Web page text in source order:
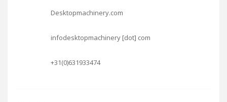
Desktopmachinery.com
infodesktopmachinery [dot] com
+31(0)631933474